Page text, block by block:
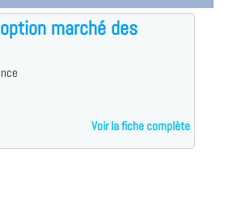
marché des
Voir la fiche complète